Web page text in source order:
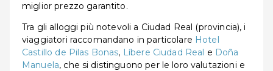
miglior prezzo garantito.
Tra gli alloggi più notevoli a Ciudad Real (provincia), i
viaggiatori raccomandano in particolare Hotel
Castillo de Pilas Bonas, Líbere Ciudad Real e Doña
Manuela, che si distinguono per le loro valutazioni e